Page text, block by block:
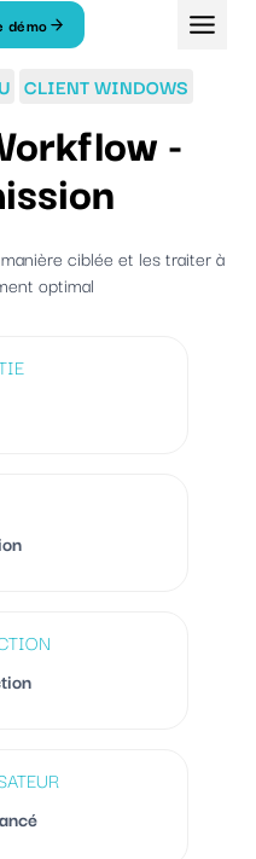
démo
CLIENT WINDOWS
-
ciblée et les traiter à
optimal